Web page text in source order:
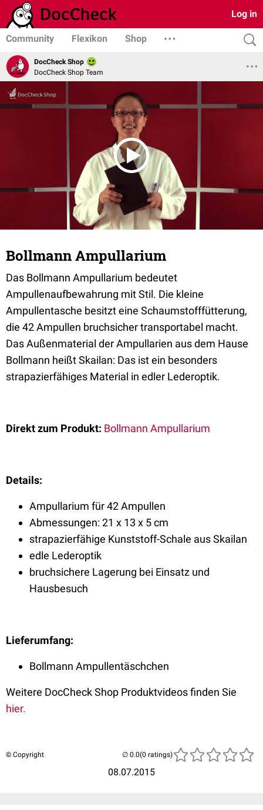
Log in
Community Flexikon Shop
DocCheck Shop
DocCheck Shop Team
Bollmann Ampullarium
Das Bollmann Ampullarium bedeutet
Ampullenaufbewahrung mit Stil. Die kleine
Ampullentasche besitzt eine Schaumstofffütterung,
die 42 Ampullen bruchsicher transportabel macht.
Das Außenmaterial der Ampullarien aus dem Hause
Bollmann heißt Skailan: Das ist ein besonders
strapazierfähiges Material in edler Lederoptik.
Direkt zum Produkt: Bollmann Ampullarium
Details:
Ampullarium für 42 Ampullen
Abmessungen: 21 x 13 x 5 cm
strapazierfähige Kunststoff-Schale aus Skailan
edle Lederoptik
bruchsichere Lagerung bei Einsatz und
Hausbesuch
Lieferumfang:
Bollmann Ampullentäschchen
Weitere DocCheck Shop Produktvideos finden Sie
hier.
© Copyright
08.07.2015
(0 ratings)